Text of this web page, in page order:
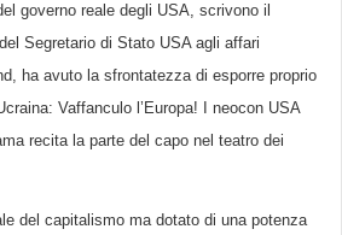
governo reale degli USA, scrivono il
Segretario di Stato USA agli affari
ha avuto la sfrontatezza di esporre proprio
Vaffanculo l’Europa! I neocon USA
recita la parte del capo nel teatro dei
del capitalismo ma dotato di una potenza